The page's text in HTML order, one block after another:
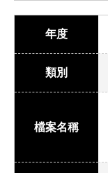
年度
類別
檔案名稱